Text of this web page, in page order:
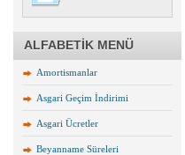
ALFABETİK MENÜ
Amortismanlar
Asgari Geçim İndirimi
Asgari Ücretler
Beyanname Süreleri